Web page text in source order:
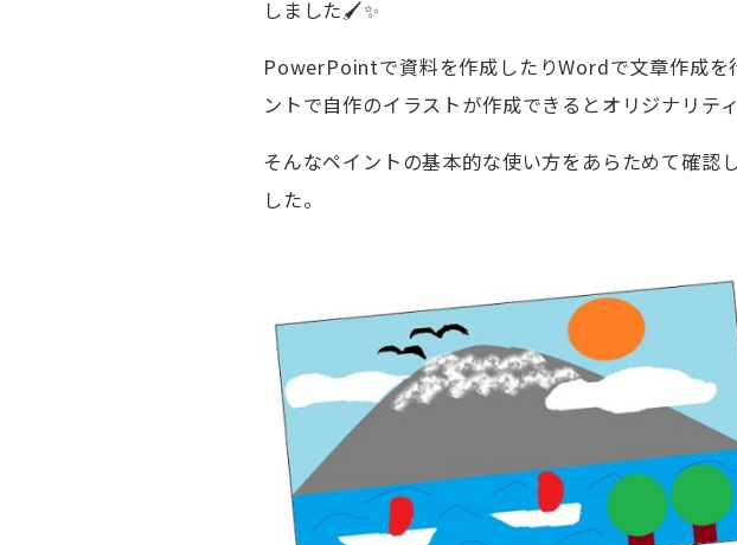
しました🖌✨
PowerPointで資料を作成したりWordで文章作成を
ントで自作のイラストが作成できるとオリジナリテ
そんなペイントの基本的な使い方をあらためて確認
した。